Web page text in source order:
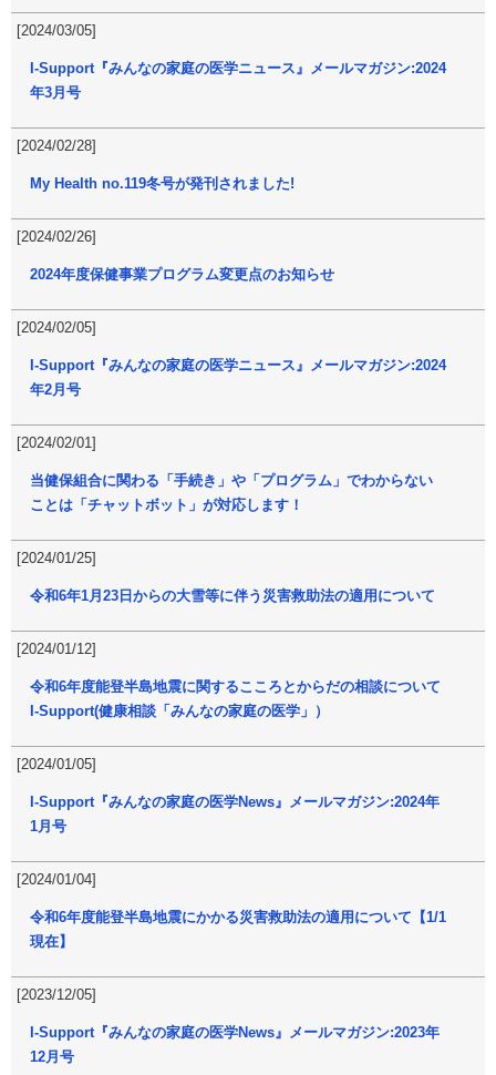
[2024/03/05]
I-Support『みんなの家庭の医学ニュース』メールマガジン:2024
年3月号
[2024/02/28]
My Health no.119冬号が発刊されました!
[2024/02/26]
2024年度保健事業プログラム変更点のお知らせ
[2024/02/05]
I-Support『みんなの家庭の医学ニュース』メールマガジン:2024
年2月号
[2024/02/01]
当健保組合に関わる「手続き」や「プログラム」でわからない
ことは「チャットボット」が対応します！
[2024/01/25]
令和6年1月23日からの大雪等に伴う災害救助法の適用について
[2024/01/12]
令和6年度能登半島地震に関するこころとからだの相談について
I-Support(健康相談「みんなの家庭の医学」）
[2024/01/05]
I-Support『みんなの家庭の医学News』メールマガジン:2024年
1月号
[2024/01/04]
令和6年度能登半島地震にかかる災害救助法の適用について【1/1
現在】
[2023/12/05]
I-Support『みんなの家庭の医学News』メールマガジン:2023年
12月号